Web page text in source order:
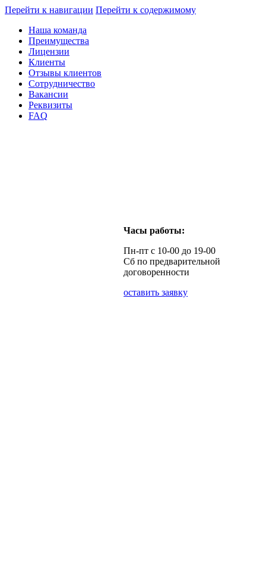
Перейти к навигации Перейти к содержимому
Наша команда
Преимущества
Лицензии
Клиенты
Отзывы клиентов
Сотрудничество
Вакансии
Реквизиты
FAQ
Часы работы:
Пн-пт с 10-00 до 19-00
Сб по предварительной
договоренности
оставить заявку